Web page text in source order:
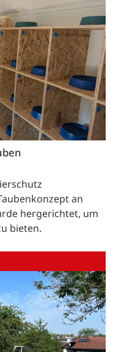
an
hergerichtet, um
bieten.